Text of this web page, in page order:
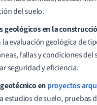
del suelo.
geológicos en la
evaluación geológica de
fallas y condiciones del
seguridad y eficiencia.
enproyectos
estudios de suelo, pruebas